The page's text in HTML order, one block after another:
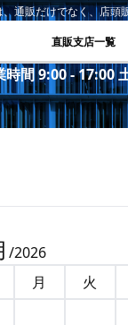
通販だけでなく、店頭
直販支店一覧
時間 9:00 - 17:00
/2026
月 火